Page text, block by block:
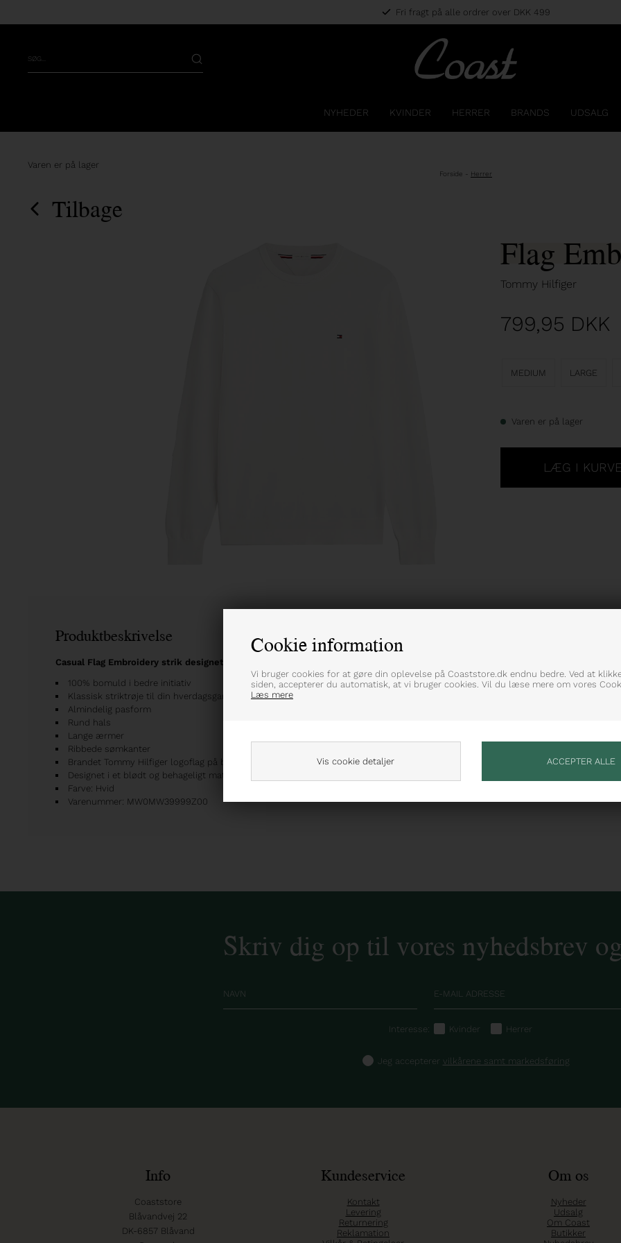
Cookie information
Vi bruger cookies for at gøre din oplevelse på Coaststore.dk endnu bedre. Ved at
siden, accepterer du automatisk, at vi bruger cookies. Vil du læse mere om vores
Læs mere
Vis cookie detaljer
Fri fragt på alle ordrer over DKK 499
NYHEDER KVINDER HERRER BRANDS UDSALG
Varen er på lager
Forside - Herrer
Tilbage
Flag
Tommy Hilfiger
799,95 DKK
MEDIUM LARGE
Varen er på lager
Produktbeskrivelse
Casual Flag Embroidery strik designet i en blød kvalitet med signatur logoflag på brystet
100% bomuld i bedre initiativ
Klassisk striktrøje til din hverdagsgarderobe
Almindelig pasform
Rund hals
Lange ærmer
Ribbede sømkanter
Brandet Tommy Hilfiger logoflag på brystet
Designet i et blødt og behageligt materiale
Farve: Hvid
Varenummer: MW0MW39999Z00
Skriv dig op til vores nyhedsbrev
Interesse: Kvinder Herrer
Jeg accepterer vilkårene samt markedsføring
Info
Coaststore
Blåvandvej 22
DK-6857 Blåvand
Kundeservice
Kontakt
Levering
Returnering
Reklamation
Om os
Nyheder
Udsalg
Om Coast
Butikker